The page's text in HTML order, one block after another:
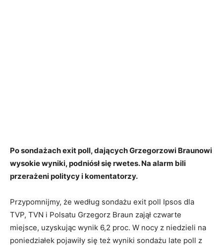
Po sondażach exit poll, dających Grzegorzowi Braunowi
wysokie wyniki, podniósł się rwetes. Na alarm bili
przerażeni politycy i komentatorzy.
Przypomnijmy, że według sondażu exit poll Ipsos dla
TVP, TVN i Polsatu Grzegorz Braun zajął czwarte
miejsce, uzyskując wynik 6,2 proc. W nocy z niedzieli na
poniedziałek pojawiły się też wyniki sondażu late poll z